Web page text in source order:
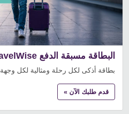
البطاقة مسبقة الدفع TravelWise
بطاقة أذكى لكل رحلة ومثالية لكل وجهة
قدم طلبك الآن »